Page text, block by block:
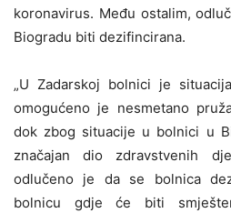
koronavirus. Među ostalim,
Biogradu biti dezifincirana.
„U Zadarskoj bolnici je
omogućeno je nesmetano
dok zbog situacije u bolnici u
značajan dio zdravstvenih
odlučeno je da se bolnica
bolnicu gdje će biti